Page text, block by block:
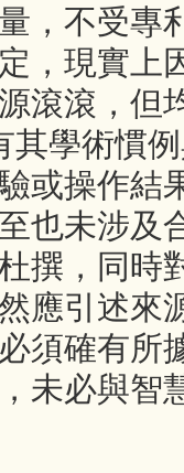
，不受專
，現實上
滾滾，但
其學術慣
或操作結
也未涉及
撰，同時
應引述來
須確有所
未必與智